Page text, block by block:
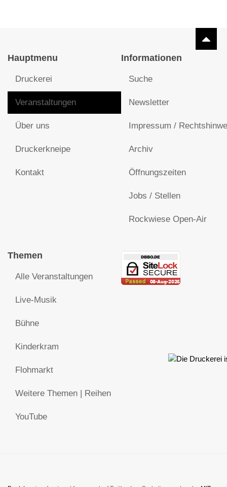
Hauptmenu
Druckerei
Veranstaltungen
Über uns
Druckerkneipe
Kontakt
Informationen
Suche
Newsletter
Impressum /
Archiv
Öffnungszeiten
Jobs / Stellen
Rockwiese Open-Air
Themen
Alle Veranstaltungen
Live-Musik
Bühne
Kinderkram
Flohmarkt
Weitere Themen | Reihen
YouTube